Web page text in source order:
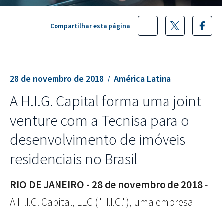
28 de novembro de 2018 América Latina
Compartilhar esta página
A H.I.G. Capital forma uma joint
venture com a Tecnisa para o
desenvolvimento de imóveis
residenciais no Brasil
RIO DE JANEIRO - 28 de novembro de 2018-
A H.I.G. Capital, LLC ("H.I.G."), uma empresa